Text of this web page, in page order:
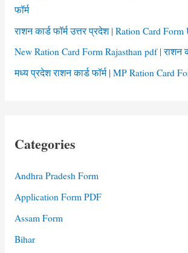
फॉर्म
राशन कार्ड फॉर्म उत्तर प्रदेश | Ration Card
New Ration Card Form Rajasthan pdf | राशन
मध्य प्रदेश राशन कार्ड फॉर्म | MP Ration Card
Categories
Andhra Pradesh Form
Application Form PDF
Assam Form
Bihar